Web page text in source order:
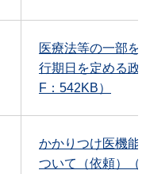
医療法等の一部を
行期日を定める政
F：542KB）
かかりつけ医機能
ついて（依頼）（